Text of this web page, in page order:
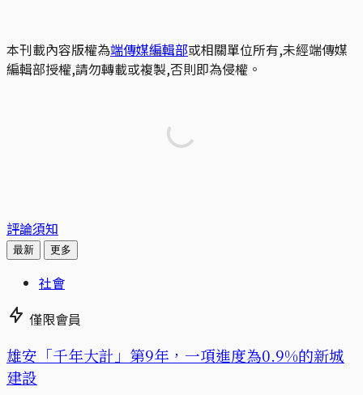
本刊載內容版權為端傳媒編輯部或相關單位所有,未經端傳媒
編輯部授權,請勿轉載或複製,否則即為侵權。
評論須知
最新 更多
社會
僅限會員
​​雄安「千年大計」第9年，一項進度為0.9%的新城
建設